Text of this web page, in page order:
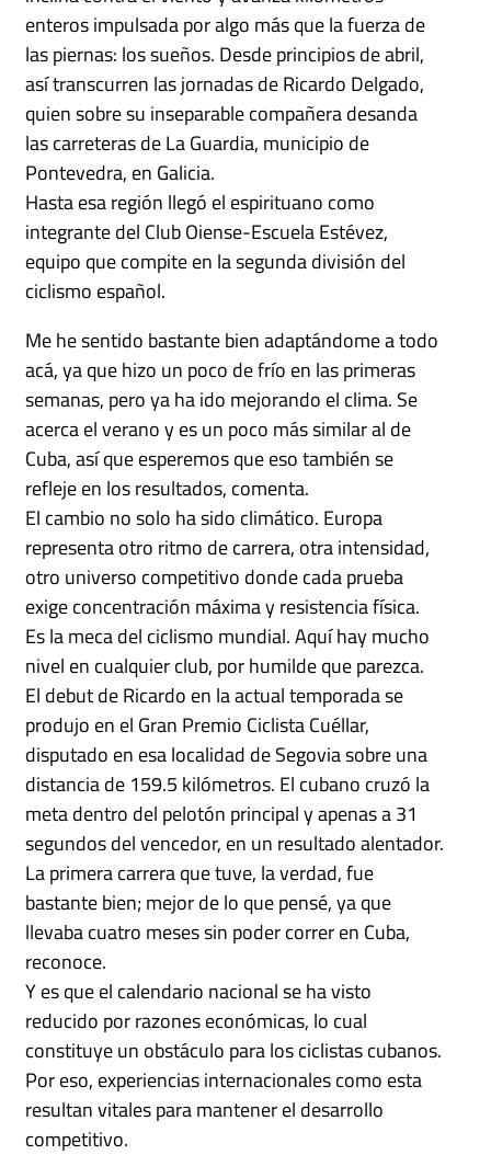
enteros impulsada por algo más que la fuerza de
las piernas: los sueños. Desde principios de abril,
así transcurren las jornadas de Ricardo Delgado,
quien sobre su inseparable compañera desanda
las carreteras de La Guardia, municipio de
Pontevedra, en Galicia.
Hasta esa región llegó el espirituano como
integrante del Club Oiense-Escuela Estévez,
equipo que compite en la segunda división del
ciclismo español.
Me he sentido bastante bien adaptándome a todo
acá, ya que hizo un poco de frío en las primeras
semanas, pero ya ha ido mejorando el clima. Se
acerca el verano y es un poco más similar al de
Cuba, así que esperemos que eso también se
refleje en los resultados, comenta.
El cambio no solo ha sido climático. Europa
representa otro ritmo de carrera, otra intensidad,
otro universo competitivo donde cada prueba
exige concentración máxima y resistencia física.
Es la meca del ciclismo mundial. Aquí hay mucho
nivel en cualquier club, por humilde que parezca.
El debut de Ricardo en la actual temporada se
produjo en el Gran Premio Ciclista Cuéllar,
disputado en esa localidad de Segovia sobre una
distancia de 159.5 kilómetros. El cubano cruzó la
meta dentro del pelotón principal y apenas a 31
segundos del vencedor, en un resultado alentador.
La primera carrera que tuve, la verdad, fue
bastante bien; mejor de lo que pensé, ya que
llevaba cuatro meses sin poder correr en Cuba,
reconoce.
Y es que el calendario nacional se ha visto
reducido por razones económicas, lo cual
constituye un obstáculo para los ciclistas cubanos.
Por eso, experiencias internacionales como esta
resultan vitales para mantener el desarrollo
competitivo.